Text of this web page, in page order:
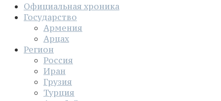
Официальная хроника
Государство
Армения
Арцах
Регион
Россия
Иран
Грузия
Турция